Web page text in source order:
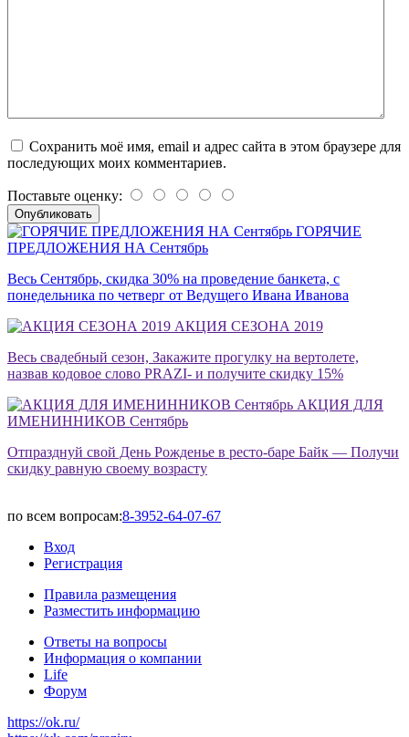
Сохранить моё имя, email и адрес сайта в этом браузере для
последующих моих комментариев.
Поставьте оценку:
ГОРЯЧИЕ
ПРЕДЛОЖЕНИЯ НА Сентябрь
Весь Сентябрь, скидка 30% на проведение банкета, с
понедельника по четверг от Ведущего Ивана Иванова
АКЦИЯ СЕЗОНА 2019
Весь свадебный сезон, Закажите прогулку на вертолете,
назвав кодовое слово PRAZI- и получите скидку 15%
АКЦИЯ ДЛЯ
ИМЕНИННИКОВ Сентябрь
Отпразднуй свой День Рожденье в ресто-баре Байк — Получи
скидку равную своему возрасту
по всем вопросам:8-3952-64-07-67
Вход
Регистрация
Правила размещения
Разместить информацию
Ответы на вопросы
Информация о компании
Life
Форум
https://ok.ru/